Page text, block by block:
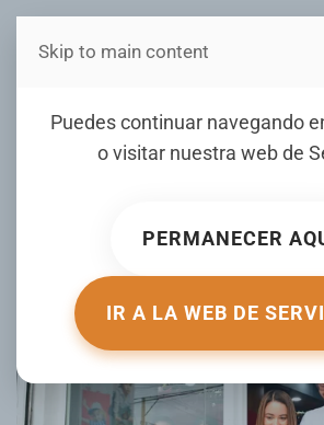
Estás en Telenord
Puedes continuar navegando
o visitar nuestra web de
PERMANECER
IR A LA WEB DE
Skip to main content
Pikitikos Kids
aniversario con
ESCRITO POR TELENORD.COM.DO EL 31